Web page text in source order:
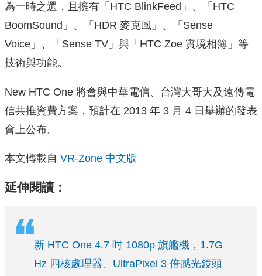
為一時之選，且擁有「HTC BlinkFeed」、「HTC
BoomSound」、「HDR 麥克風」、「Sense
Voice」、「Sense TV」與「HTC Zoe 實境相簿」等
技術與功能。
New HTC One 將會與中華電信、台灣大哥大及遠傳電
信共推資費方案，預計在 2013 年 3 月 4 日舉辦的發表
會上公布。
本文轉載自 VR-Zone 中文版
延伸閱讀：
新 HTC One 4.7 吋 1080p 旗艦機，1.7G
Hz 四核處理器、UltraPixel 3 倍感光鏡頭